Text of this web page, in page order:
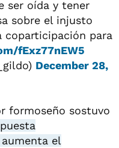
ser oída y tener
sobre el injusto
coparticipación para
fExz77nEW5
December 28,
formoseño sostuvo
el